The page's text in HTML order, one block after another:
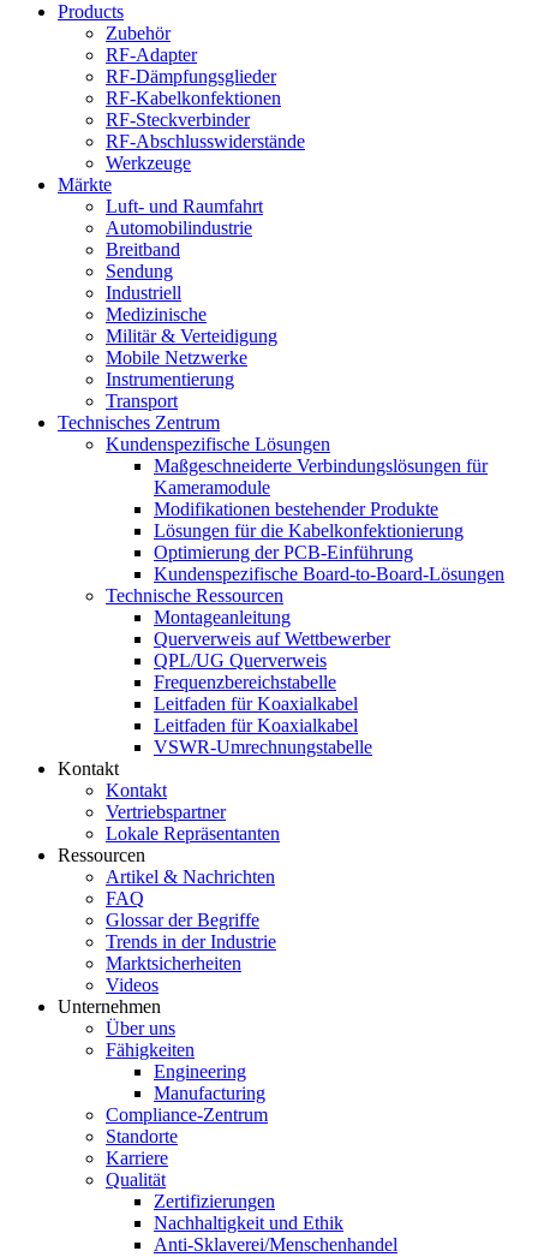
Products
Zubehör
RF-Adapter
RF-Dämpfungsglieder
RF-Kabelkonfektionen
RF-Steckverbinder
RF-Abschlusswiderstände
Werkzeuge
Märkte
Luft- und Raumfahrt
Automobilindustrie
Breitband
Sendung
Industriell
Medizinische
Militär & Verteidigung
Mobile Netzwerke
Instrumentierung
Transport
Technisches Zentrum
Kundenspezifische Lösungen
Maßgeschneiderte Verbindungslösungen für
Kameramodule
Modifikationen bestehender Produkte
Lösungen für die Kabelkonfektionierung
Optimierung der PCB-Einführung
Kundenspezifische Board-to-Board-Lösungen
Technische Ressourcen
Montageanleitung
Querverweis auf Wettbewerber
QPL/UG Querverweis
Frequenzbereichstabelle
Leitfaden für Koaxialkabel
Leitfaden für Koaxialkabel
VSWR-Umrechnungstabelle
Kontakt
Kontakt
Vertriebspartner
Lokale Repräsentanten
Ressourcen
Artikel & Nachrichten
FAQ
Glossar der Begriffe
Trends in der Industrie
Marktsicherheiten
Videos
Unternehmen
Über uns
Fähigkeiten
Engineering
Manufacturing
Compliance-Zentrum
Standorte
Karriere
Qualität
Zertifizierungen
Nachhaltigkeit und Ethik
Anti-Sklaverei/Menschenhandel